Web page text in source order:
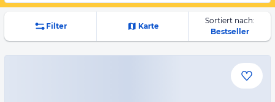
Filter Karte
Sortiert nach:
Bestseller